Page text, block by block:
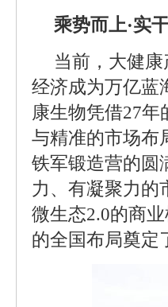
乘势而上·实
当前，大健
经济成为万亿蓝
康生物凭借27
与精准的市场布
铁军锻造营的圆
力、有凝聚力的
微生态2.0的商
的全国布局奠定